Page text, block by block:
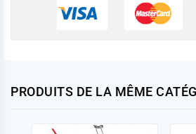
PRODUITS DE LA MÊME